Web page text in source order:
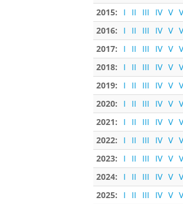
2015:
I II III IV V
2016:
I II III IV V
2017:
I II III IV V
2018:
I II III IV V
2019:
I II III IV V
2020:
I II III IV V
2021:
I II III IV V
2022:
I II III IV V
2023:
I II III IV V
2024:
I II III IV V
2025:
I II III IV V